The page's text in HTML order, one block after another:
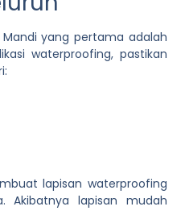
yang pertama adalah
waterproofing, pastikan
lapisan waterproofing
Akibatnya lapisan mudah